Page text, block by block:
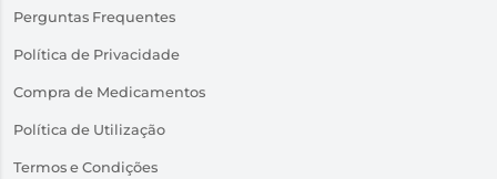
Perguntas Frequentes
Política de Privacidade
Compra de Medicamentos
Política de Utilização
Termos e Condições